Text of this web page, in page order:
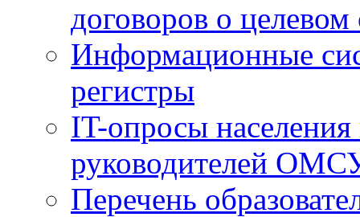
договоров о
Информационные
регистры
IT-опросы населения
руководителей
Перечень